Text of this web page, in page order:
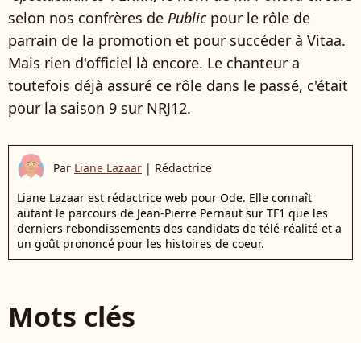
selon nos confrères de Publicpour le rôle de
parrain de la promotion et pour succéder à Vitaa.
Mais rien d'officiel là encore. Le chanteur a
toutefois déjà assuré ce rôle dans le passé, c'était
pour la saison 9 sur NRJ12.
Par Liane Lazaar | Rédactrice
Liane Lazaar est rédactrice web pour Ode. Elle connaît
autant le parcours de Jean-Pierre Pernaut sur TF1 que les
derniers rebondissements des candidats de télé-réalité et a
un goût prononcé pour les histoires de coeur.
Mots clés